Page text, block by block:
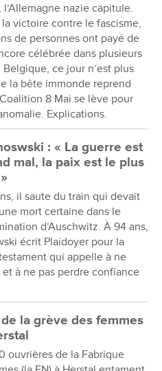
l’Allemagne nazie capitule.
victoire contre le fascisme,
de personnes ont payé de
célébrée dans plusieurs
Belgique, ce jour n’est plus
la bête immonde reprend
8 Mai se lève pour
Explications.
: « La guerre est
mal, la paix est le plus
il saute du train qui devait
mort certaine dans le
d’Auschwitz. À 94 ans,
écrit Plaidoyer pour la
qui appelle à ne
à ne pas perdre confiance
la grève des femmes
ouvrières de la Fabrique